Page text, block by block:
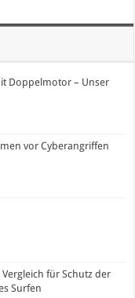
Doppelmotor – Unser
vor Cyberangriffen
für Schutz der
Surfen